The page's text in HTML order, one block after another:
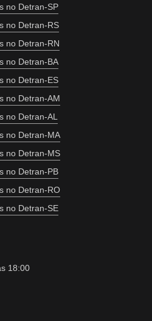
no Detran-SP
no Detran-RS
no Detran-RN
no Detran-BA
no Detran-ES
no Detran-AM
no Detran-AL
no Detran-MA
no Detran-MS
no Detran-PB
no Detran-RO
no Detran-SE
18:00